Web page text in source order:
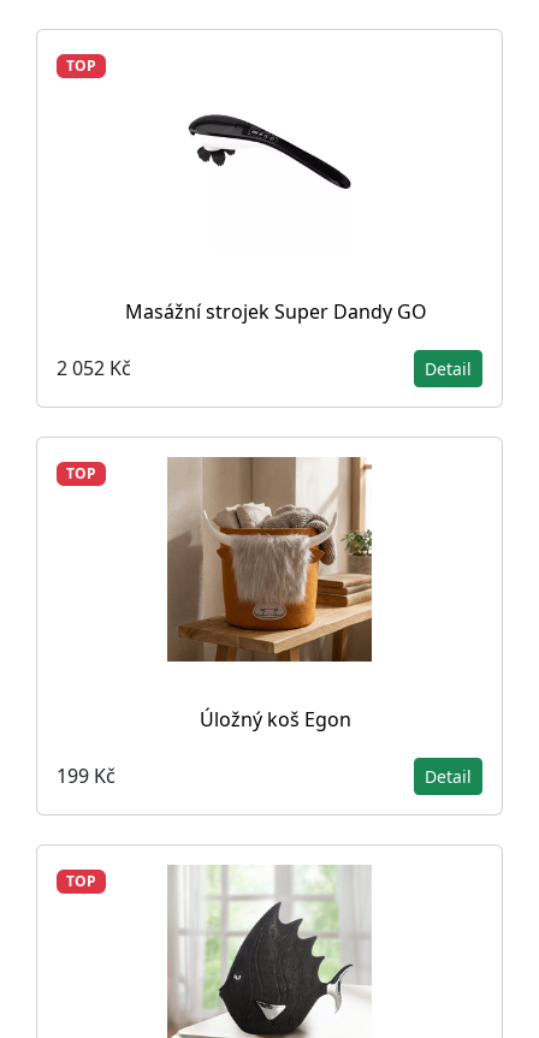
TOP
Masážní strojek Super Dandy GO
2 052 Kč Detail
TOP
Úložný koš Egon
199 Kč Detail
TOP